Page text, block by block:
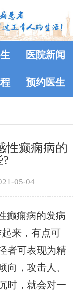
医院新闻
预约医生
性癫痫病的
05-04
癫痫病的发病
来，有点可
者可表现为精
向，攻击人、
时，就会对一